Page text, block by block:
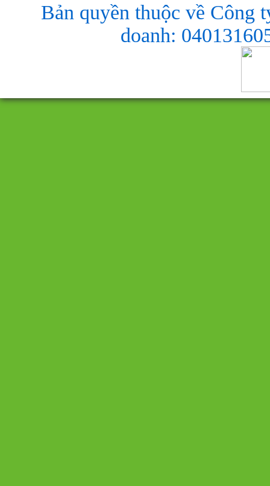
Bản quyền thuộc về Công
doanh: